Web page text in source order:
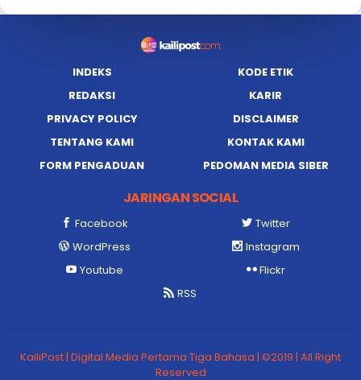
INDEKS
KODE ETIK
REDAKSI
KARIR
PRIVACY POLICY
DISCLAIMER
TENTANG KAMI
KONTAK KAMI
FORM PENGADUAN
PEDOMAN MEDIA SIBER
JARINGAN SOCIAL
Facebook
Twitter
WordPress
Instagram
Youtube
Flickr
RSS
KailiPost | Digital Media Pertama Tiga Bahasa | ©2019 | All Right
Reserved